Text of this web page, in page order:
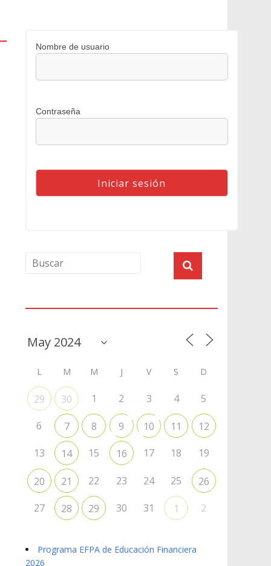
Nombre de usuario
Contraseña
L M M J V S D
29 30 1 2 3 4 5
6 7 8 9 10 11 12
13 14 15 16 17 18 19
20 21 22 23 24 25 26
27 28 29 30 31 1 2
Programa EFPA de Educación Financiera
2026